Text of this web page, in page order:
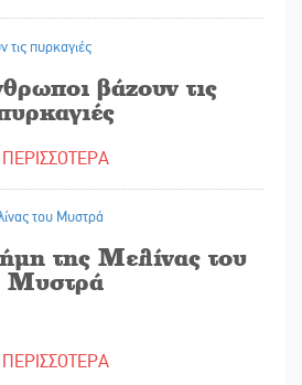
βάζουν τις
ΠΕΡΙΣΣΟΤΕΡΑ
της Μελίνας του
Μυστρά
ΠΕΡΙΣΣΟΤΕΡΑ